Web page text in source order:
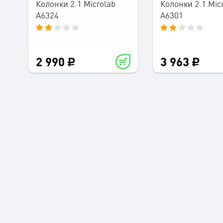
Колонки 2.1 Microlab
A6324
2 990
Колонки 2.1
A6301
3 963